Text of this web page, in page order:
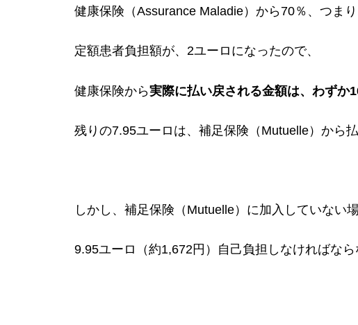
健康保険（Assurance Maladie）から70％、つま
定額患者負担額が、2ユーロになったので、
健康保険から実際に払い戻される金額は、わずか
残りの7.95ユーロは、補足保険（Mutuelle）から
しかし、補足保険（Mutuelle）に加入していない場
9.95ユーロ（約1,672円）自己負担しなければなら